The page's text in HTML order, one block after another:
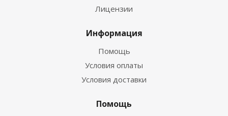
Лицензии
Информация
Помощь
Условия оплаты
Условия доставки
Помощь